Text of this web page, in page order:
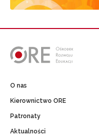
O nas
Kierownictwo ORE
Patronaty
Aktualności